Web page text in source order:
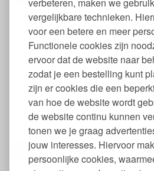
vergelijkbare technieken.
voor een betere en meer
Functionele cookies zijn
ervoor dat de website naar
zodat je een bestelling kunt
zijn er cookies die een
van hoe de website wordt
de website continu kunnen
tonen we je graag
jouw interesses. Hiervoor
persoonlijke cookies,
Kraantje Ronde Bokashi